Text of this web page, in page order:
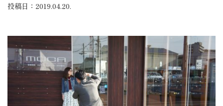
投稿日：2019.04.20.